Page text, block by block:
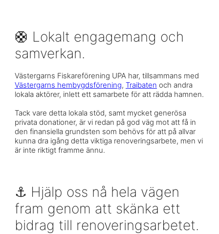
🛟 Lokalt engagemang och
samverkan.
Västergarns Fiskareförening UPA har, tillsammans med
Västergarns hembygdsförening, Traibaten och andra
lokala aktörer, inlett ett samarbete för att rädda hamnen.
Tack vare detta lokala stöd, samt mycket generösa
privata donationer, är vi redan på god väg mot att få in
den finansiella grundsten som behövs för att på allvar
kunna dra igång detta viktiga renoveringsarbete, men vi
är inte riktigt framme ännu.
⚓️ Hjälp oss nå hela vägen
fram genom att skänka ett
bidrag till renoveringsarbetet.